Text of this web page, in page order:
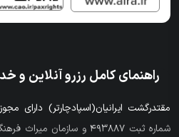
راهنمای کامل رزرو آنلاین و
مقتدرگشت ایرانیان(اسپادچارتر) دارای
شماره ثبت 493887 و سازمان